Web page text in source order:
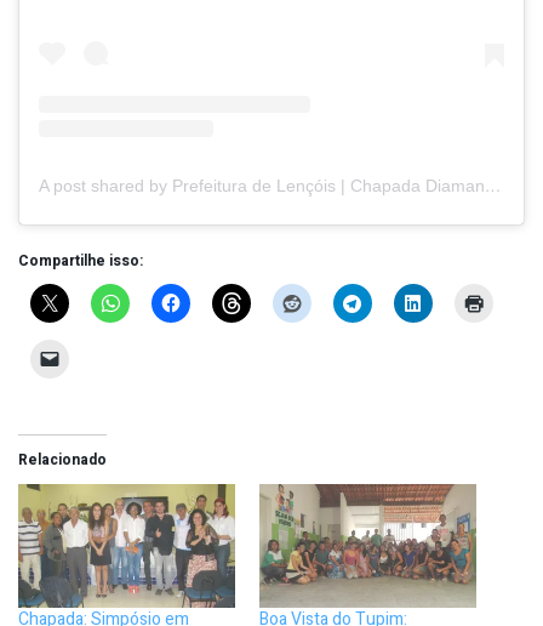
A post shared by Prefeitura de Lençóis | Chapada Diamantina (@prefeituradelencois)
Compartilhe isso:
Relacionado
Chapada: Simpósio em Boa Vista do Tupim: